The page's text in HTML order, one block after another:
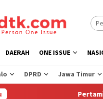
DAERAH ONE ISSUE
DPRD Jawa Timur
Pertamina